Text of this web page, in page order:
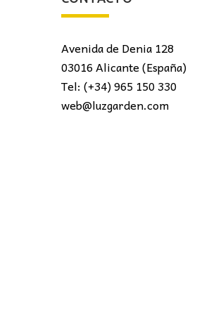
Avenida de Denia 128
03016 Alicante (España)
Tel: (+34) 965 150 330
web@luzgarden.com